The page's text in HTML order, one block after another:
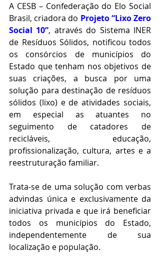
A CESB – Confederação do Elo Social
Brasil, criadora do Projeto “Lixo Zero
Social 10”, através do Sistema INER
de Resíduos Sólidos, notificou todos
os consórcios de municípios do
Estado que tenham nos objetivos de
suas criações, a busca por uma
solução para destinação de resíduos
sólidos (lixo) e de atividades sociais,
em especial as atuantes no
seguimento de catadores de
recicláveis, educação,
profissionalização, cultura, artes e a
reestruturação familiar.
Trata-se de uma solução com verbas
advindas única e exclusivamente da
iniciativa privada e que irá beneficiar
todos os municípios do Estado,
independentemente de sua
localização e população.